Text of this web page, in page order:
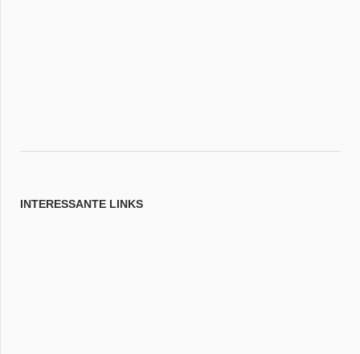
INTERESSANTE LINKS